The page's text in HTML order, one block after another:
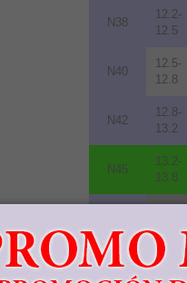
N38
12.2-
12.5
N40
12.5-
12.8
N42
12.8-
13.2
N45
13.2-
13.8
14.2
N50
14.0-